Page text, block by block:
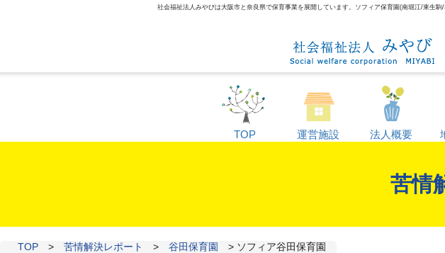
社会福祉法人みやびは大阪市と奈良県で保育事業を展開しています。ソフィア保育園(南堀江/東生
TOP 運営施設 法人概要
苦情
TOP > 苦情解決レポート > 谷田保育園 > ソフィア谷田保育園